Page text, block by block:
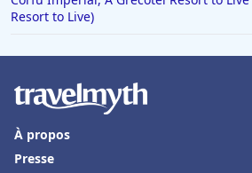
Resort to Live)
À propos
Presse